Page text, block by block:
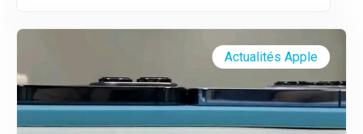
Actualités Apple